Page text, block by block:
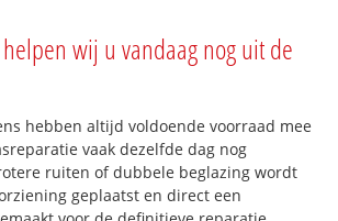
wij u vandaag nog uit de
hebben altijd voldoende voorraad mee
vaak dezelfde dag nog
ruiten of dubbele beglazing wordt
geplaatst en direct een